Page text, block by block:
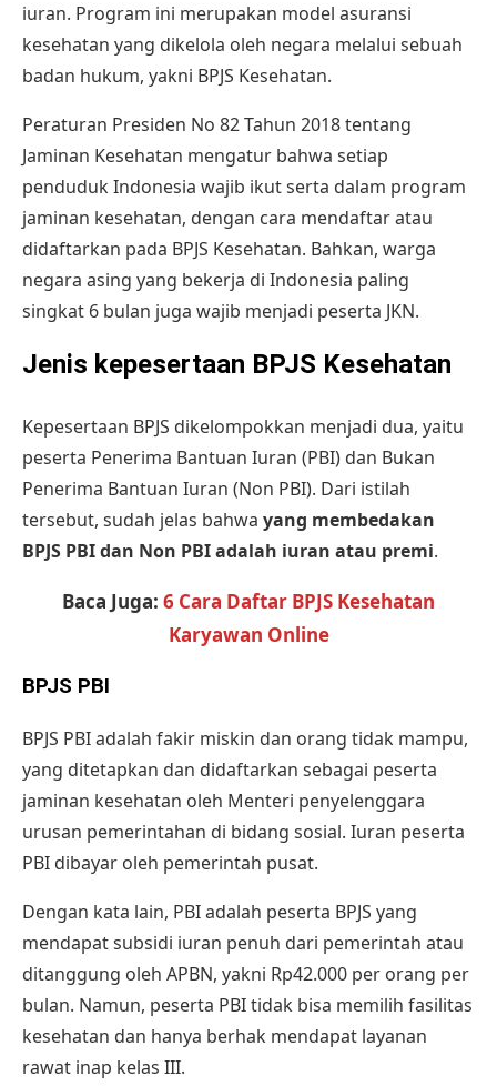
iuran. Program ini merupakan model asuransi
kesehatan yang dikelola oleh negara melalui sebuah
badan hukum, yakni BPJS Kesehatan.
Peraturan Presiden No 82 Tahun 2018 tentang
Jaminan Kesehatan mengatur bahwa setiap
penduduk Indonesia wajib ikut serta dalam program
jaminan kesehatan, dengan cara mendaftar atau
didaftarkan pada BPJS Kesehatan. Bahkan, warga
negara asing yang bekerja di Indonesia paling
singkat 6 bulan juga wajib menjadi peserta JKN.
Jenis kepesertaan BPJS Kesehatan
Kepesertaan BPJS dikelompokkan menjadi dua, yaitu
peserta Penerima Bantuan Iuran (PBI) dan Bukan
Penerima Bantuan Iuran (Non PBI). Dari istilah
tersebut, sudah jelas bahwa yang membedakan
BPJS PBI dan Non PBI adalah iuran atau premi.
Baca Juga: 6 Cara Daftar BPJS Kesehatan
Karyawan Online
BPJS PBI
BPJS PBI adalah fakir miskin dan orang tidak mampu,
yang ditetapkan dan didaftarkan sebagai peserta
jaminan kesehatan oleh Menteri penyelenggara
urusan pemerintahan di bidang sosial. Iuran peserta
PBI dibayar oleh pemerintah pusat.
Dengan kata lain, PBI adalah peserta BPJS yang
mendapat subsidi iuran penuh dari pemerintah atau
ditanggung oleh APBN, yakni Rp42.000 per orang per
bulan. Namun, peserta PBI tidak bisa memilih fasilitas
kesehatan dan hanya berhak mendapat layanan
rawat inap kelas III.